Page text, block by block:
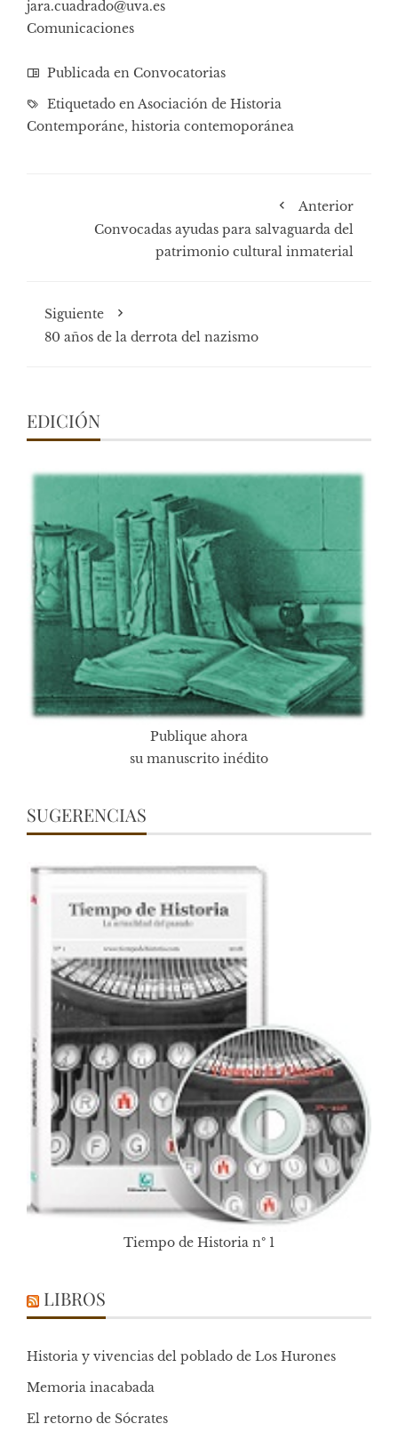
jara.cuadrado@uva.es
Comunicaciones
Publicada en Convocatorias
Etiquetado enAsociación de Historia
Contemporáne, historia contemoporánea
Anterior
Convocadas ayudas para salvaguarda del
patrimonio cultural inmaterial
Siguiente
80 años de la derrota del nazismo
EDICIÓN
Publique ahora
su manuscrito inédito
SUGERENCIAS
Tiempo de Historia nº 1
LIBROS
Historia y vivencias del poblado de Los Hurones
Memoria inacabada
El retorno de Sócrates